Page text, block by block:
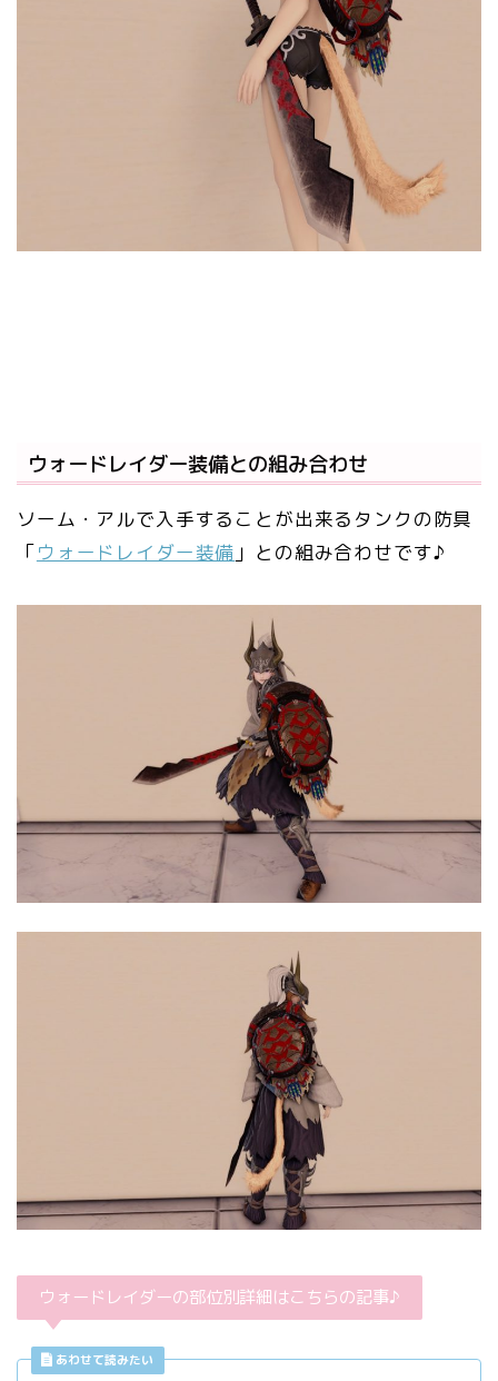
ウォードレイダー装備との組み合わせ
ソーム・アルで入手することが出来るタンクの防具
「ウォードレイダー装備 」との組み合わせです♪
ウォードレイダーの部位別詳細はこちらの記事♪